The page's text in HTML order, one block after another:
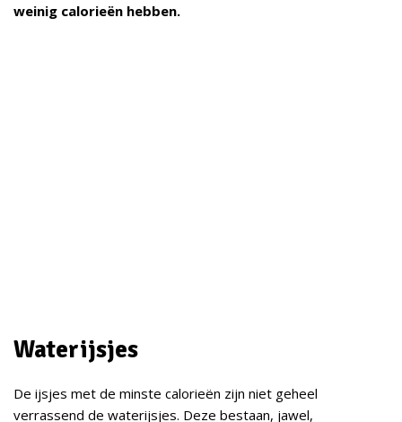
weinig calorieën hebben.
Waterijsjes
De ijsjes met de minste calorieën zijn niet geheel
verrassend de waterijsjes. Deze bestaan, jawel,